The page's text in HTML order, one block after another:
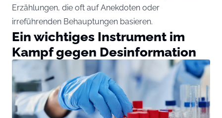
Erzählungen, die oft auf Anekdoten oder
irreführenden Behauptungen basieren.
Ein wichtiges Instrument im
Kampf gegen Desinformation